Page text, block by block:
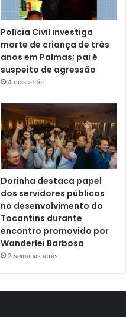
Polícia Civil investiga
morte de criança de três
anos em Palmas; pai é
suspeito de agressão
4 dias atrás
Dorinha destaca papel
dos servidores públicos
no desenvolvimento do
Tocantins durante
encontro promovido por
Wanderlei Barbosa
2 semanas atrás